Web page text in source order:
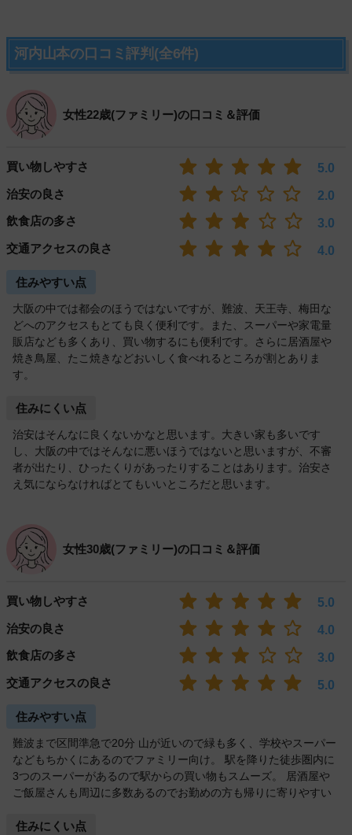
河内山本の口コミ評判(全6件)
女性22歳(ファミリー)の口コミ＆評価
買い物しやすさ
5.0
治安の良さ
2.0
飲食店の多さ
3.0
交通アクセスの良さ
4.0
住みやすい点
大阪の中では都会のほうではないですが、難波、天王寺、梅田な
どへのアクセスもとても良く便利です。また、スーパーや家電量
販店なども多くあり、買い物するにも便利です。さらに居酒屋や
焼き鳥屋、たこ焼きなどおいしく食べれるところが割とありま
す。
住みにくい点
治安はそんなに良くないかなと思います。大きい家も多いです
し、大阪の中ではそんなに悪いほうではないと思いますが、不審
者が出たり、ひったくりがあったりすることはあります。治安さ
え気にならなければとてもいいところだと思います。
女性30歳(ファミリー)の口コミ＆評価
買い物しやすさ
5.0
治安の良さ
4.0
飲食店の多さ
3.0
交通アクセスの良さ
5.0
住みやすい点
難波まで区間準急で20分 山が近いので緑も多く、学校やスーパー
などもちかくにあるのでファミリー向け。 駅を降りた徒歩圏内に
3つのスーパーがあるので駅からの買い物もスムーズ。 居酒屋や
ご飯屋さんも周辺に多数あるのでお勤めの方も帰りに寄りやすい
住みにくい点